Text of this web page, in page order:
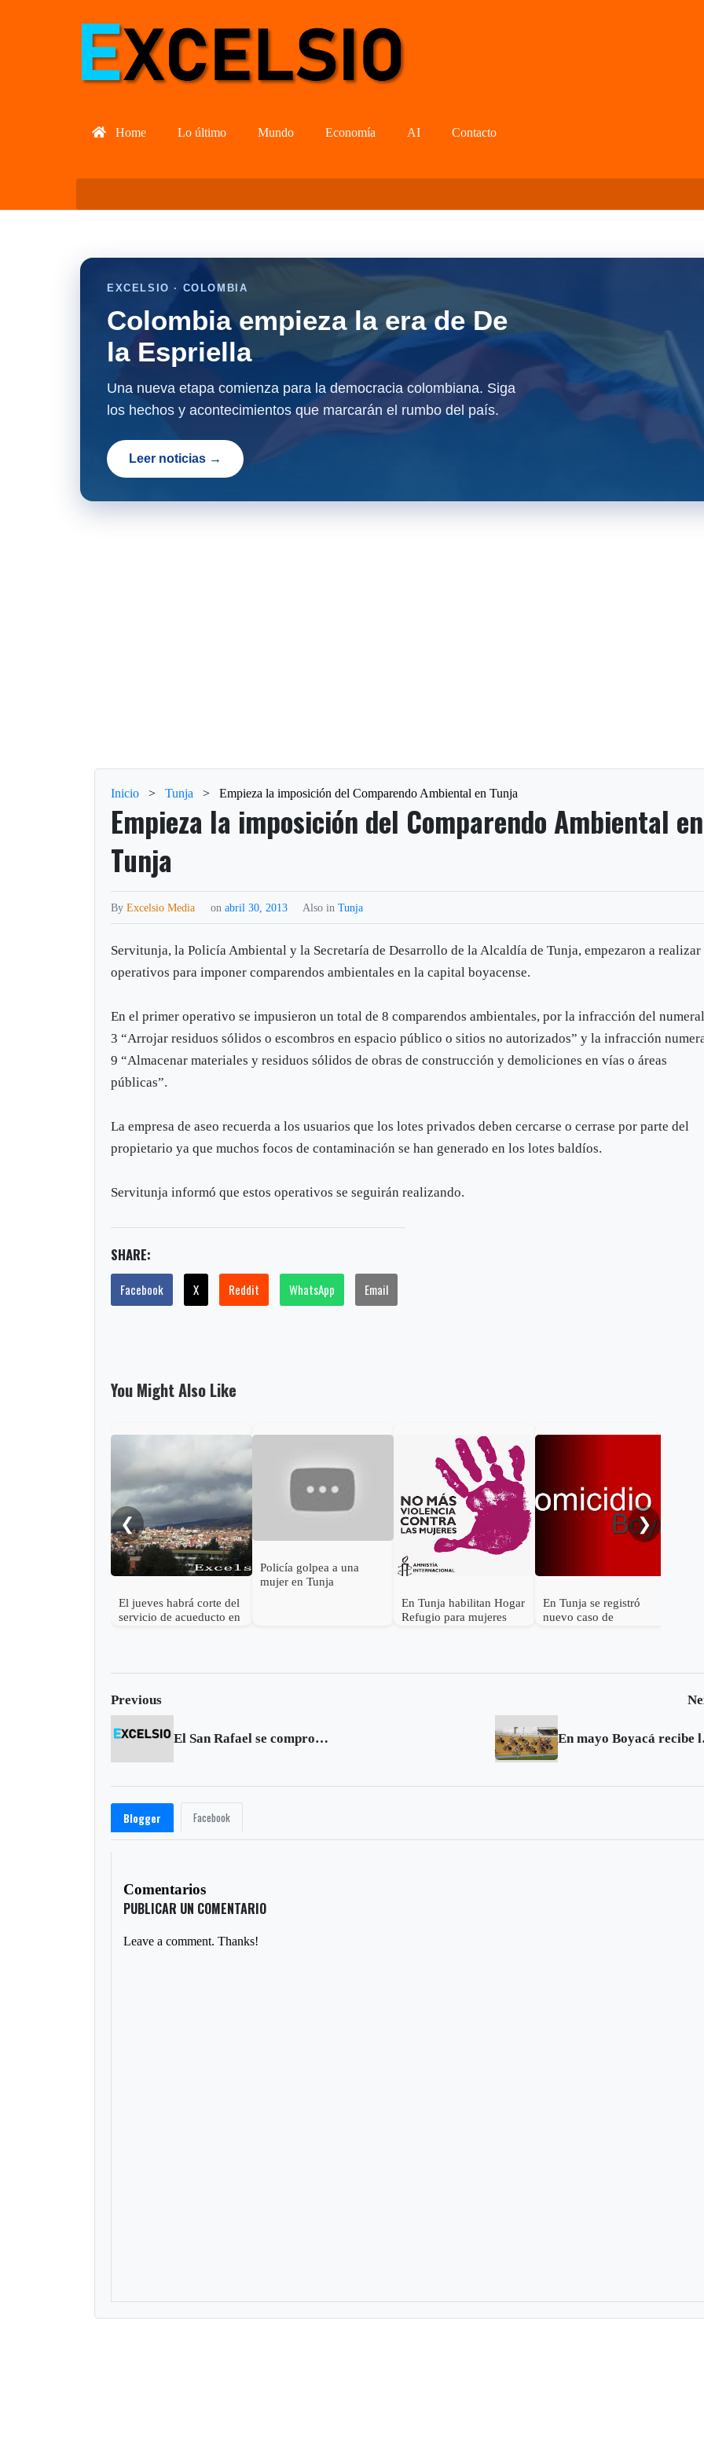
Home Lo último Mundo Economía AI Contacto
EXCELSIO · COLOMBIA
Colombia empieza la era de De
la Espriella
Una nueva etapa comienza para la democracia colombiana. Siga
los hechos y acontecimientos que marcarán el rumbo del país.
Leer noticias →
Inicio > Tunja > Empieza la imposición del Comparendo Ambiental en Tunja
Empieza la imposición del Comparendo Ambiental en
Tunja
ByExcelsio Media onabril 30, 2013 Also inTunja
Servitunja, la Policía Ambiental y la Secretaría de Desarrollo de la Alcaldía de Tunja, empezaron a realizar
operativos para imponer comparendos ambientales en la capital boyacense.
En el primer operativo se impusieron un total de 8 comparendos ambientales, por la infracción del numeral
3 “Arrojar residuos sólidos o escombros en espacio público o sitios no autorizados” y la infracción
9 “Almacenar materiales y residuos sólidos de obras de construcción y demoliciones en vías o áreas
públicas”.
La empresa de aseo recuerda a los usuarios que los lotes privados deben cercarse o cerrase por parte del
propietario ya que muchos focos de contaminación se han generado en los lotes baldíos.
Servitunja informó que estos operativos se seguirán realizando.
SHARE:
Facebook X Reddit WhatsApp Email
You Might Also Like
❮
El jueves habrá corte del
servicio de acueducto en
Policía golpea a una
mujer en Tunja
En Tunja habilitan Hogar
Refugio para mujeres
En Tunja se registró
nuevo caso de
❯
Previous
El San Rafael se compromete con la mujer y la Infancia En
Blogger Facebook
Comentarios
PUBLICAR UN COMENTARIO
Leave a comment. Thanks!